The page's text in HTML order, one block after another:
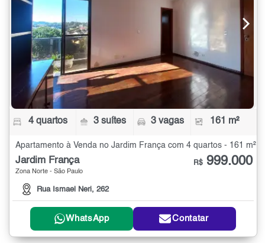
4 quartos 3 suítes 3 vagas 161 m²
Apartamento à Venda no Jardim França com 4 quartos - 161 m²
Jardim França
Zona Norte - São Paulo
Rua Ismael Neri, 262
R$ 999.000
WhatsApp Contatar